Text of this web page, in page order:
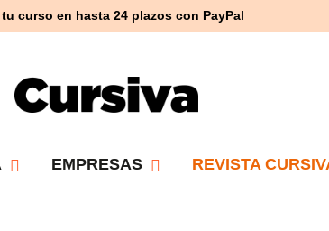
curso en hasta 24 plazos con PayPal
EMPRESAS REVISTA CURSIVA